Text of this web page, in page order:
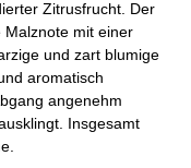
Zitrusfrucht. Der
Malznote mit einer
und zart blumige
aromatisch
angenehm
Insgesamt